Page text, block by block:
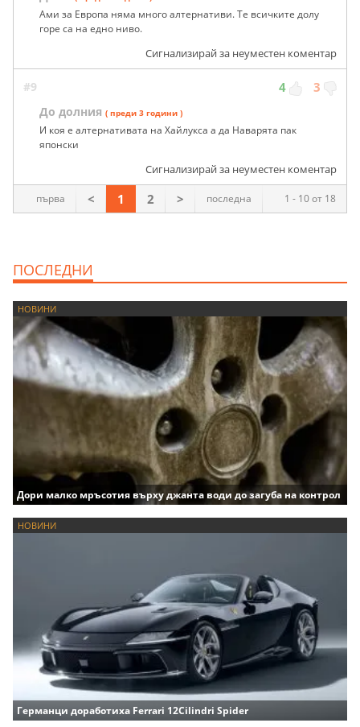
Ами за Европа няма много алтернативи. Те всичките долу
горе са на едно ниво.
Сигнализирай за неуместен коментар
#9 4 3
До долния ( преди 3 години )
И коя е алтернативата на Хайлукса а да Наварята пак
японски
Сигнализирай за неуместен коментар
1 - 10 от 18
първа < 1 2 > последна
ПОСЛЕДНИ
НОВИНИ
Дори малко мръсотия върху джанта води до загуба на контрол
НОВИНИ
Германци доработиха Ferrari 12Cilindri Spider